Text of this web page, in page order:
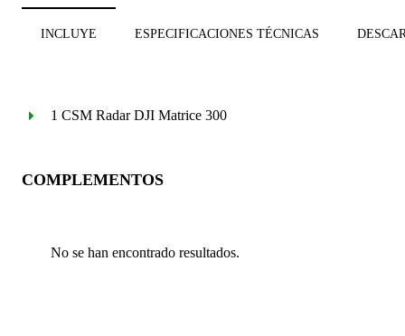
INCLUYE ESPECIFICACIONES TÉCNICAS
1 CSM Radar DJI Matrice 300
COMPLEMENTOS
No se han encontrado resultados.